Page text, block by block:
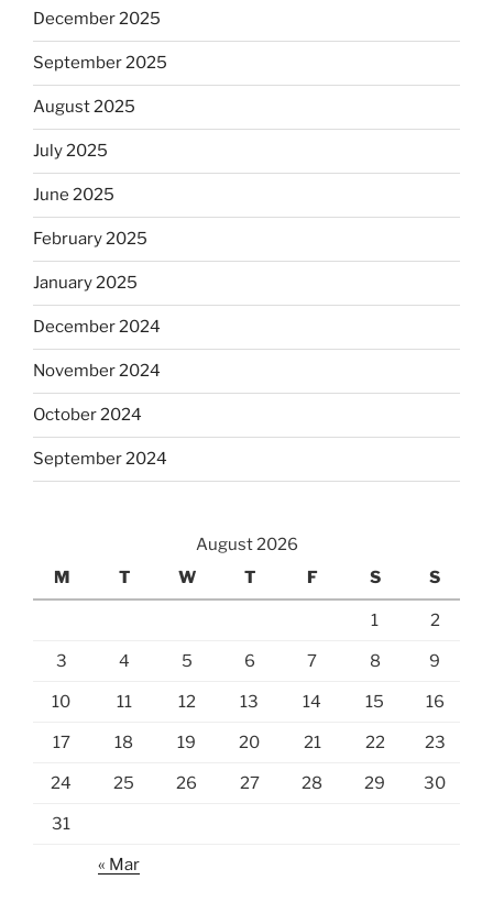
December 2025
September 2025
August 2025
July 2025
June 2025
February 2025
January 2025
December 2024
November 2024
October 2024
September 2024
August 2026
M
T W T F S S
1 2
3 4 5 6 7 8 9
10 11 12 13 14 15 16
17 18 19 20 21 22 23
24 25 26 27 28 29 30
31
« Mar